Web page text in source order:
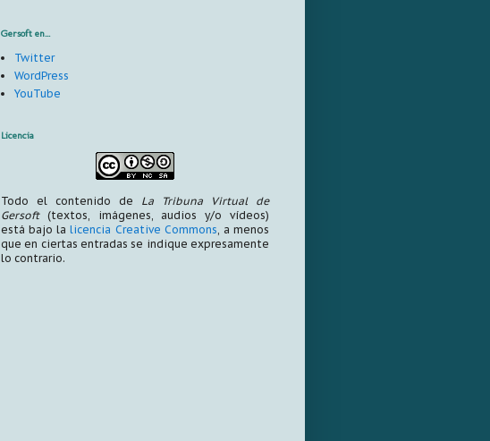
Gersoft en...
Twitter
WordPress
YouTube
Licencia
Todo el contenido de La Tribuna Virtual de
Gersoft(textos, imágenes, audios y/o vídeos)
está bajo lalicencia Creative Commons, a menos
que en ciertas entradas se indique expresamente
lo contrario.